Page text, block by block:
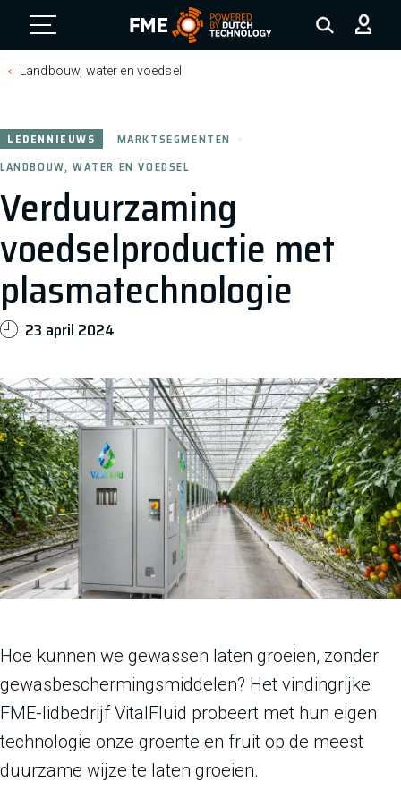
FME Logo, to the homepage
Landbouw, water en voedsel
Verduurzaming
voedselproductie met
plasmatechnologie
LEDENNIEUWS
MARKTSEGMENTEN
LANDBOUW, WATER EN VOEDSEL
23 april 2024
Hoe kunnen we gewassen laten groeien, zonder
gewasbeschermingsmiddelen? Het vindingrijke
FME-lidbedrijf VitalFluid probeert met hun eigen
technologie onze groente en fruit op de meest
duurzame wijze te laten groeien.